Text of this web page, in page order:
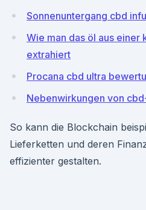
Sonnenuntergang cbd
Wie man das öl aus einer
extrahiert
Procana cbd ultra
Nebenwirkungen von
So kann die Blockchain
Lieferketten und deren
effizienter gestalten.